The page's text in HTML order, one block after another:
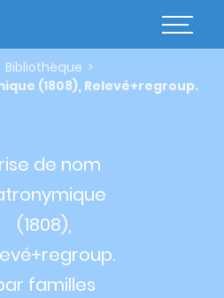
Basculer
Bibliothèque
(1808), Relevé+regroup.
de nom
(1808),
familles